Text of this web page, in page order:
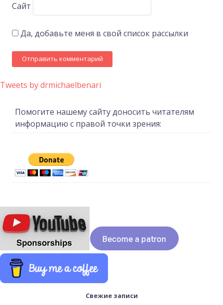
Сайт
Да, добавьте меня в свой список рассылки
Tweets by drmichaelbenari
Помогите нашему сайту доносить читателям
информацию с правой точки зрения:
Свежие записи